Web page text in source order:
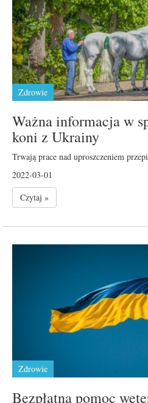
Zdrowie
Ważna informacja w
koni z Ukrainy
Trwają prace nad uproszczeniem
2022-03-01
Czytaj »
Zdrowie
Bezpłatna pomoc